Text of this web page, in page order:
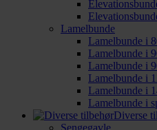
Lamelbunde
Lamelbunde i
Lamelbunde i
Lamelbunde i
Lamelbunde i
Lamelbunde i
Lamelbunde i
Diverse
Sengegavle